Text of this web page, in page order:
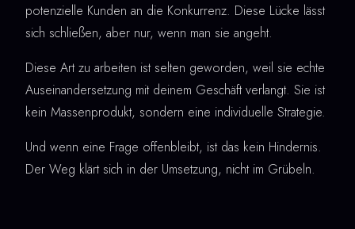
potenzielle Kunden an die Konkurrenz. Diese Lücke lässt
sich schließen, aber nur, wenn man sie angeht.
Diese Art zu arbeiten ist selten geworden, weil sie echte
Auseinandersetzung mit deinem Geschäft verlangt. Sie ist
kein Massenprodukt, sondern eine individuelle Strategie.
Und wenn eine Frage offenbleibt, ist das kein Hindernis.
Der Weg klärt sich in der Umsetzung, nicht im Grübeln.